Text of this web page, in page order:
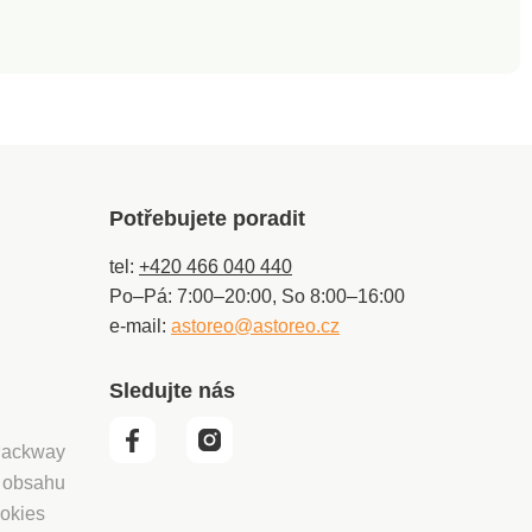
Potřebujete poradit
tel: +420 466 040 440
Po–Pá: 7:00–20:00, So 8:00–16:00
e-mail: astoreo@astoreo.cz
Sledujte nás